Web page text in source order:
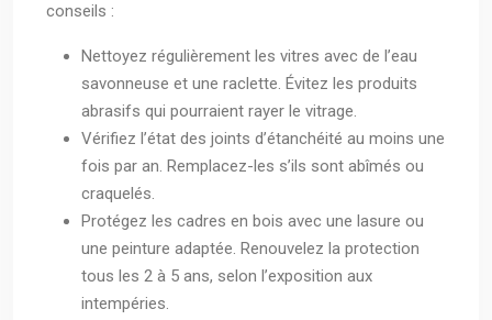
conseils :
Nettoyez régulièrement les vitres avec de l’eau
savonneuse et une raclette. Évitez les produits
abrasifs qui pourraient rayer le vitrage.
Vérifiez l’état des joints d’étanchéité au moins une
fois par an. Remplacez-les s’ils sont abîmés ou
craquelés.
Protégez les cadres en bois avec une lasure ou
une peinture adaptée. Renouvelez la protection
tous les 2 à 5 ans, selon l’exposition aux
intempéries.